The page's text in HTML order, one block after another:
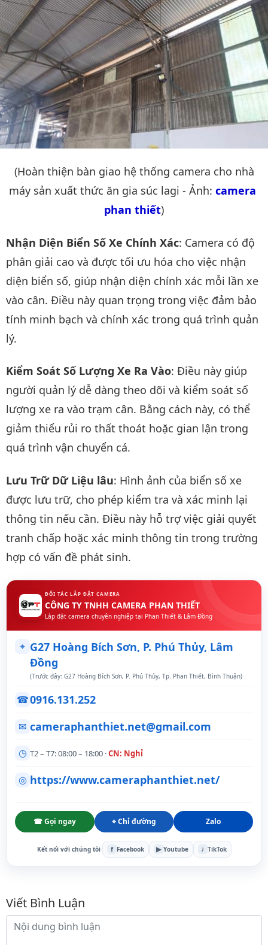
(Hoàn thiện bàn giao hệ thống camera cho nhà
máy sản xuất thức ăn gia súc lagi - Ảnh: camera
phan thiết)
Nhận Diện Biển Số Xe Chính Xác: Camera có độ
phân giải cao và được tối ưu hóa cho việc nhận
diện biển số, giúp nhận diện chính xác mỗi lần xe
vào cân. Điều này quan trọng trong việc đảm bảo
tính minh bạch và chính xác trong quá trình quản
lý.
Kiểm Soát Số Lượng Xe Ra Vào: Điều này giúp
người quản lý dễ dàng theo dõi và kiểm soát số
lượng xe ra vào trạm cân. Bằng cách này, có thể
giảm thiểu rủi ro thất thoát hoặc gian lận trong
quá trình vận chuyển cá.
Lưu Trữ Dữ Liệu lâu: Hình ảnh của biển số xe
được lưu trữ, cho phép kiểm tra và xác minh lại
thông tin nếu cần. Điều này hỗ trợ việc giải quyết
tranh chấp hoặc xác minh thông tin trong trường
hợp có vấn đề phát sinh.
ĐỐI TÁC LẮP ĐẶT CAMERA
CÔNG TY TNHH CAMERA PHAN THIẾT
Lắp đặt camera chuyên nghiệp tại Phan Thiết & Lâm Đồng
⌖ G27 Hoàng Bích Sơn, P. Phú Thủy, Lâm
Đồng
(Trước đây: G27 Hoàng Bích Sơn, P. Phú Thủy, Tp. Phan Thiết, Bình Thuận)
☎0916.131.252
✉ cameraphanthiet.net@gmail.com
◷ T2 – T7: 08:00 – 18:00 ·CN: Nghỉ
◎ https://www.cameraphanthiet.net/
☎ Gọi ngay ⌖ Chỉ đường Zalo
Kết nối với chúng tôi f Facebook ▶ Youtube ♪ TikTok
Bình luận
Viết Bình Luận
Nội dung bình luận